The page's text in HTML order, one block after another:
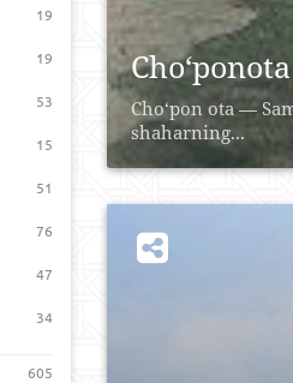
19
19
53
15
51
76
47
34
605
Cho‘pon ota —
shaharning...